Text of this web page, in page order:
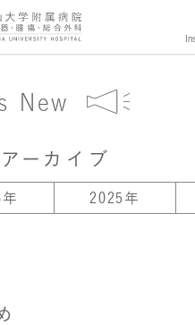
New
ーカイブ
2025年